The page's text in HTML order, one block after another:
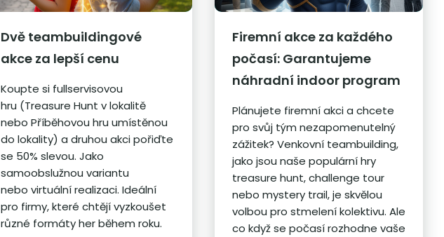
Dvě teambuildingové
akce za lepší cenu
Koupte si fullservisovou
hru (Treasure Hunt v lokalitě
nebo Příběhovou hru umístěnou
do lokality) a druhou akci pořiďte
se 50% slevou. Jako
samoobslužnou variantu
nebo virtuální realizaci. Ideální
pro firmy, které chtějí vyzkoušet
různé formáty her během roku.
Firemní akce za každého
počasí: Garantujeme
náhradní indoor program
Plánujete firemní akci a chcete
pro svůj tým nezapomenutelný
zážitek? Venkovní teambuilding,
jako jsou naše populární hry
treasure hunt, challenge tour
nebo mystery trail, je skvělou
volbou pro stmelení kolektivu. Ale
co když se počasí rozhodne vaše